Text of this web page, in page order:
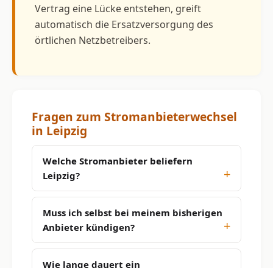
Vertrag eine Lücke entstehen, greift
automatisch die Ersatzversorgung des
örtlichen Netzbetreibers.
Fragen zum Stromanbieterwechsel
in Leipzig
Welche Stromanbieter beliefern
Leipzig?
Muss ich selbst bei meinem bisherigen
Anbieter kündigen?
Wie lange dauert ein